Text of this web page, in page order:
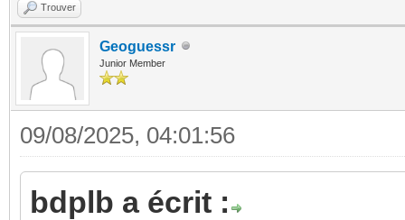
Trouver
Geoguessr
Junior Member
09/08/2025, 04:01:56
bdplb a écrit :